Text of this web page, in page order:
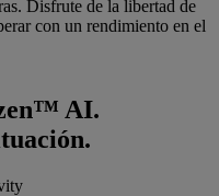
Disfrute de la libertad de
con un rendimiento en el
AI.